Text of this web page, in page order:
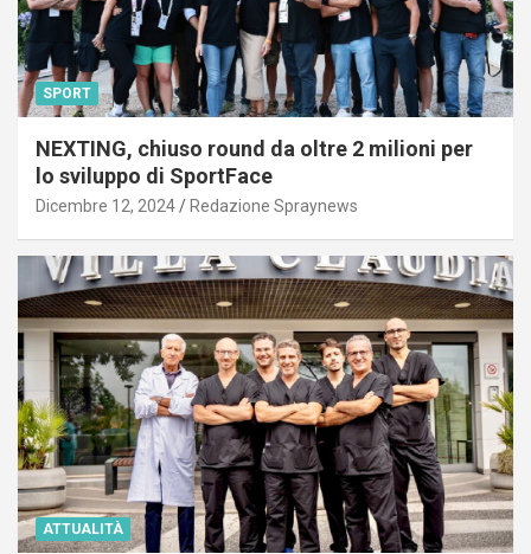
SPORT
NEXTING, chiuso round da oltre 2 milioni per
lo sviluppo di SportFace
Dicembre 12, 2024 Redazione Spraynews
ATTUALITÀ